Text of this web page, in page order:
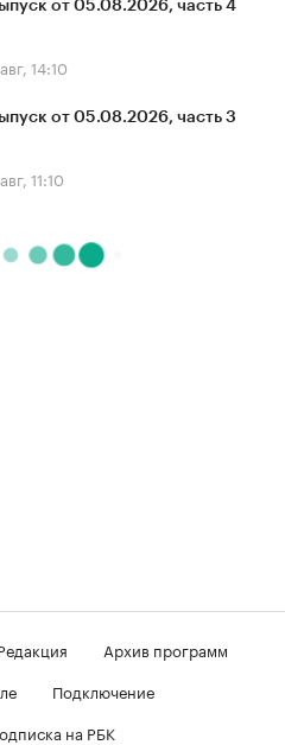
от 05.08.2026, часть 4
14:10
от 05.08.2026, часть 3
11:10
Архив программ
Подключение
на РБК